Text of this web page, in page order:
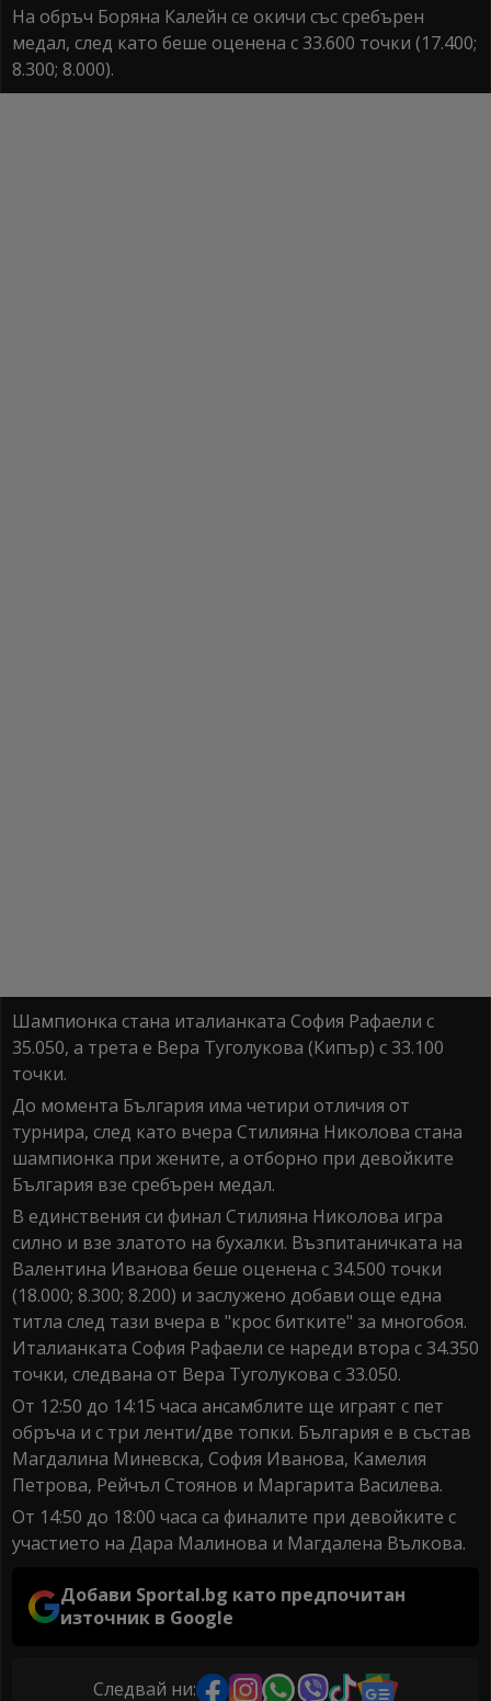
На обръч Боряна Калейн се окичи със сребърен
медал, след като беше оценена с 33.600 точки (17.400;
8.300; 8.000).
Шампионка стана италианката София Рафаели с
35.050, а трета е Вера Туголукова (Кипър) с 33.100
точки.
До момента България има четири отличия от
турнира, след като вчера Стилияна Николова стана
шампионка при жените, а отборно при девойките
България взе сребърен медал.
В единствения си финал Стилияна Николова игра
силно и взе златото на бухалки. Възпитаничката на
Валентина Иванова беше оценена с 34.500 точки
(18.000; 8.300; 8.200) и заслужено добави още една
титла след тази вчера в "крос битките" за многобоя.
Италианката София Рафаели се нареди втора с 34.350
точки, следвана от Вера Туголукова с 33.050.
От 12:50 до 14:15 часа ансамблите ще играят с пет
обръча и с три ленти/две топки. България е в състав
Магдалина Миневска, София Иванова, Камелия
Петрова, Рейчъл Стоянов и Маргарита Василева.
От 14:50 до 18:00 часа са финалите при девойките с
участието на Дара Малинова и Магдалена Вълкова.
Добави Sportal.bg като предпочитан
източник в Google
Следвай ни: